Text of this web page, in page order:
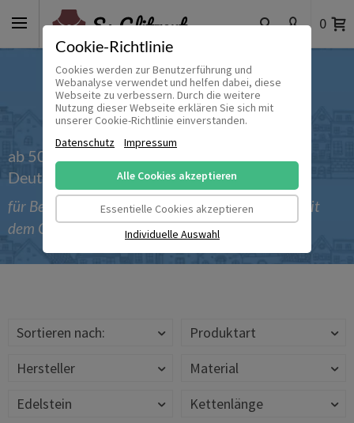
Cookie-Richtlinie
Cookies werden zur Benutzerführung und
Webanalyse verwendet und helfen dabei, diese
Webseite zu verbessern. Durch die weitere
Nutzung dieser Webseite erklären Sie sich mit
unserer Cookie-Richtlinie einverstanden.
Datenschutz
Impressum
Alle Cookies akzeptieren
Essentielle Cookies akzeptieren
Individuelle Auswahl
0
ab 50 € versandkostenfrei innerhalb
Deutschlands
für Bestellungen bis einschließlich 30.09.2026 mit
dem Gutscheincode 'Sommer_2026'
Sortieren nach:
Produktart
Hersteller
Material
Edelstein
Kettenlänge